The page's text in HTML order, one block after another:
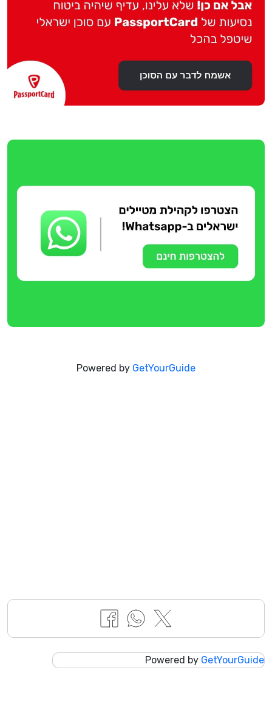
Powered by GetYourGuide
Powered by GetYourGuide